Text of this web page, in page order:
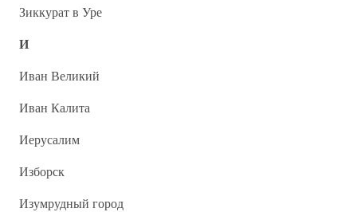
Зиккурат в Уре
И
Иван Великий
Иван Калита
Иерусалим
Изборск
Изумрудный город